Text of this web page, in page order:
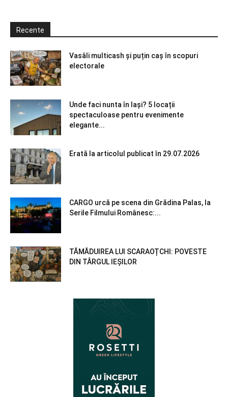
Recente
Vasâli multicash și puțin caș în scopuri
electorale
Unde faci nunta în Iași? 5 locații
spectaculoase pentru evenimente
elegante...
Erată la articolul publicat în 29.07.2026
CARGO urcă pe scena din Grădina Palas, la
Serile Filmului Românesc:...
TĂMĂDUIREA LUI SCARAOȚCHI: POVESTE
DIN TÂRGUL IEȘILOR